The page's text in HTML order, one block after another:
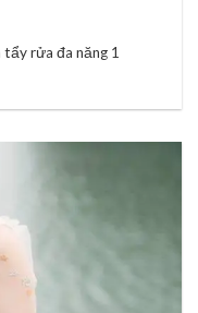
rửa đa năng 1